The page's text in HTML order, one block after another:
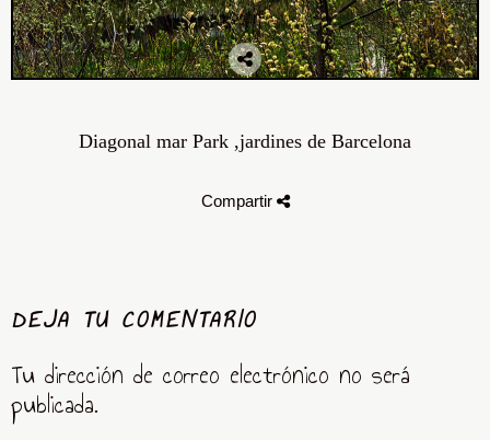
Diagonal mar Park ,jardines de Barcelona
Compartir
DEJA TU COMENTARIO
Tu dirección de correo electrónico no será
publicada.